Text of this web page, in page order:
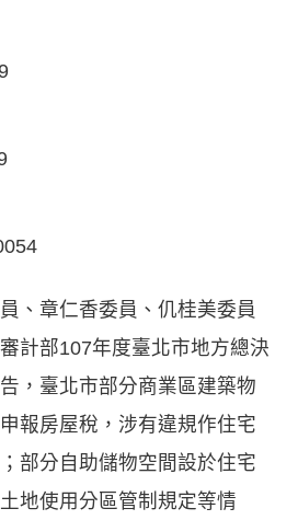
、章仁香委員、仉桂美委員
計部107年度臺北市地方總決
，臺北市部分商業區建築物
報房屋稅，涉有違規作住宅
部分自助儲物空間設於住宅
地使用分區管制規定等情